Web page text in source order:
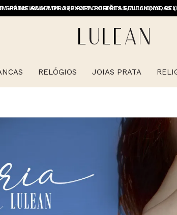
PRIMEIRACOMPRA (EXCETO OFERTAS, ALIANÇAS,
GRÁTIS ACIMA DE 399 PARA REGIÕES SELECIONADAS
RELÓGIOS JOIAS PRATA